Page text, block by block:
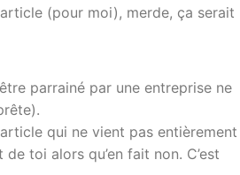
(pour moi), merde, ça serait
parrainé par une entreprise ne
qui ne vient pas entièrement
toi alors qu’en fait non. C’est